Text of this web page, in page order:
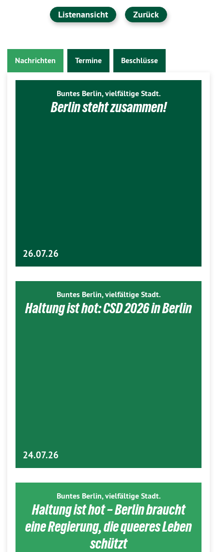
Listenansicht Zurück
Nachrichten Termine Beschlüsse
Buntes Berlin, vielfältige Stadt.
Berlin steht zusammen!
26.07.26
Buntes Berlin, vielfältige Stadt.
Haltung ist hot: CSD 2026 in Berlin
24.07.26
Buntes Berlin, vielfältige Stadt.
Haltung ist hot – Berlin braucht
eine Regierung, die queeres Leben
schützt